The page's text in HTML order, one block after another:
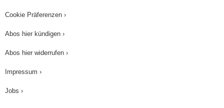
Cookie Präferenzen ›
Abos hier kündigen ›
Abos hier widerrufen ›
Impressum ›
Jobs ›